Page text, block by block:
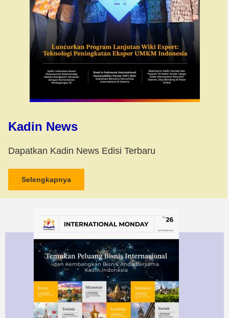
Kadin News
Dapatkan Kadin News Edisi Terbaru
Selengkapnya